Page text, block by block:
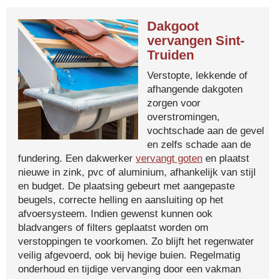
Dakgoot
vervangen Sint-
Truiden
Verstopte, lekkende of
afhangende dakgoten
zorgen voor
overstromingen,
vochtschade aan de gevel
en zelfs schade aan de
fundering. Een dakwerker vervangt goten en plaatst
nieuwe in zink, pvc of aluminium, afhankelijk van stijl
en budget. De plaatsing gebeurt met aangepaste
beugels, correcte helling en aansluiting op het
afvoersysteem. Indien gewenst kunnen ook
bladvangers of filters geplaatst worden om
verstoppingen te voorkomen. Zo blijft het regenwater
veilig afgevoerd, ook bij hevige buien. Regelmatig
onderhoud en tijdige vervanging door een vakman